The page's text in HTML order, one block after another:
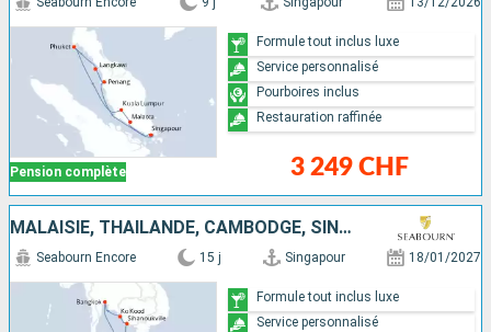
Pension complète 3 249 CHF
Formule tout inclus luxe
Service personnalisé
Pourboires inclus
Restauration raffinée
MALAISIE, THAÏLANDE, CAMBODGE, SINGAPOUR
Seabourn Encore 15 j Singapour 18/01/2027
Formule tout inclus luxe
Service personnalisé